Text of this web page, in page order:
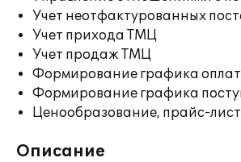
Учет неотфактурованных
Учет прихода ТМЦ
Учет продаж ТМЦ
Формирование графика
Формирование графика
Ценообразование, прайс-
Описание